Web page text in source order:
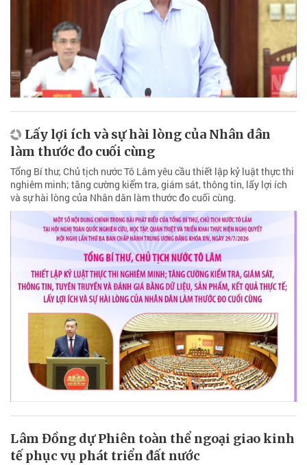
Lấy lợi ích và sự hài lòng của Nhân dân
làm thước đo cuối cùng
Tổng Bí thư, Chủ tịch nước Tô Lâm yêu cầu thiết lập kỷ luật thực thi
nghiêm minh; tăng cường kiểm tra, giám sát, thông tin, lấy lợi ích
và sự hài lòng của Nhân dân làm thước đo cuối cùng.
Lâm Đồng dự Phiên toàn thể ngoại giao kinh
tế phục vụ phát triển đất nước